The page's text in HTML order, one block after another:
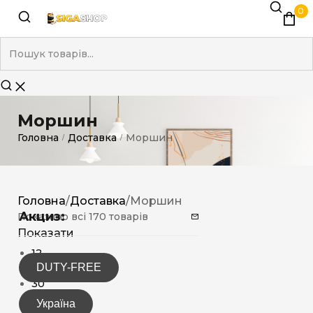
0
Моршин
Головна / Доставка / Моршин
Акциз:
DUTY-FREE
Україна
Головна/Доставка/Моршин
Показано всі 170 товарів
Показати
12
15
30